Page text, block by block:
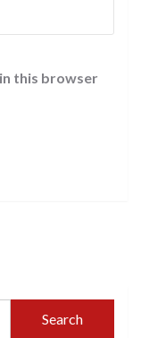
this browser
Search